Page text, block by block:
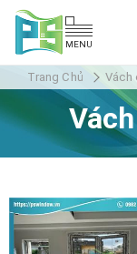
MENU
Trang Chủ Vách